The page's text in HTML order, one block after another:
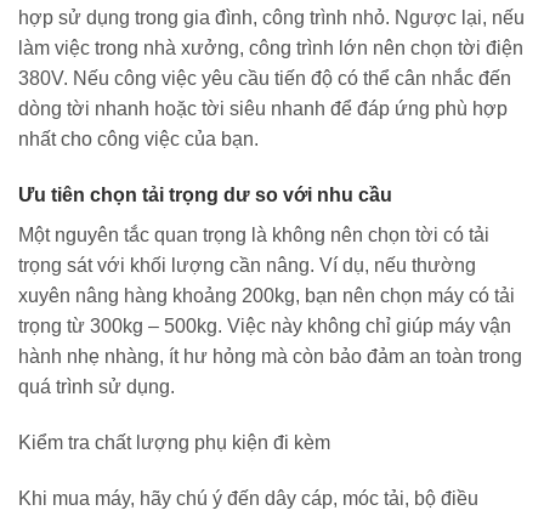
hợp sử dụng trong gia đình, công trình nhỏ. Ngược lại, nếu
làm việc trong nhà xưởng, công trình lớn nên chọn tời điện
380V. Nếu công việc yêu cầu tiến độ có thể cân nhắc đến
dòng tời nhanh hoặc tời siêu nhanh để đáp ứng phù hợp
nhất cho công việc của bạn.
Ưu tiên chọn tải trọng dư so với nhu cầu
Một nguyên tắc quan trọng là không nên chọn tời có tải
trọng sát với khối lượng cần nâng. Ví dụ, nếu thường
xuyên nâng hàng khoảng 200kg, bạn nên chọn máy có tải
trọng từ 300kg – 500kg. Việc này không chỉ giúp máy vận
hành nhẹ nhàng, ít hư hỏng mà còn bảo đảm an toàn trong
quá trình sử dụng.
Kiểm tra chất lượng phụ kiện đi kèm
Khi mua máy, hãy chú ý đến dây cáp, móc tải, bộ điều